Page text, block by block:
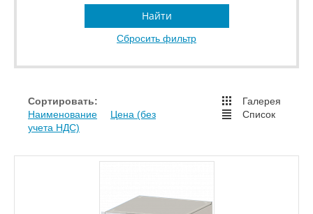
Найти
Сбросить фильтр
Сортировать:
Наименование
Цена (без
учета НДС)
Галерея
Список